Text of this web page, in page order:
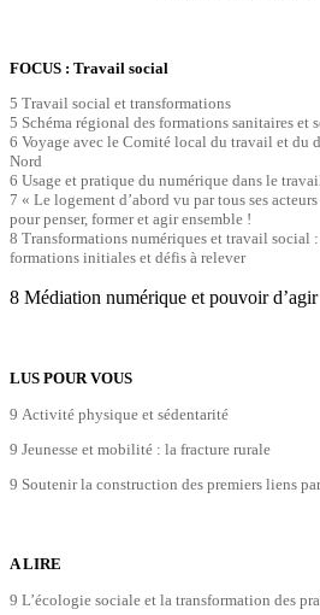
FOCUS : Travail social
5 Travail social et transformations
5 Schéma régional des formations sanitaires et
6 Voyage avec le Comité local du travail et du
Nord
6 Usage et pratique du numérique dans le
7 « Le logement d’abord vu par tous ses
pour penser, former et agir ensemble !
8 Transformations numériques et travail social
formations initiales et défis à relever
8 Médiation numérique et pouvoir d’agir
LUS POUR VOUS
9 Activité physique et sédentarité
9 Jeunesse et mobilité : la fracture rurale
9 Soutenir la construction des premiers liens
A LIRE
9 L’écologie sociale et la transformation des